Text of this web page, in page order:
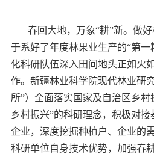
春回大地，万象“耕”新。做好
于系好了年度林果业生产的“第一
化科研队伍深入田间地头正如火
作。新疆林业科学院现代林业研
所”）全面落实国家及自治区乡
乡村振兴”的科研理念，积极对
企业，深度挖掘种植户、企业的
科研单位自身技术优势，加强春